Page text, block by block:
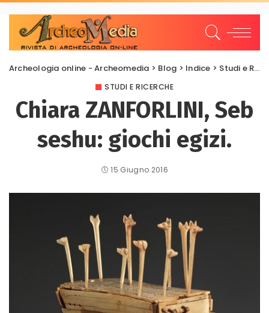
Archeologia online - Archeomedia > Blog > Indice > Studi e Ricerche
STUDI E RICERCHE
Chiara ZANFORLINI, Seb
seshu: giochi egizi.
15 Giugno 2016